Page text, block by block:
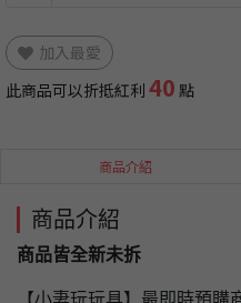
加入最愛
此商品可以折抵紅利 40 點
商品介紹
商品介紹
商品皆全新未拆